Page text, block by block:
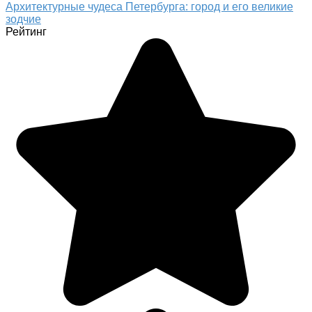
Архитектурные чудеса Петербурга: город и его великие
зодчие
Рейтинг